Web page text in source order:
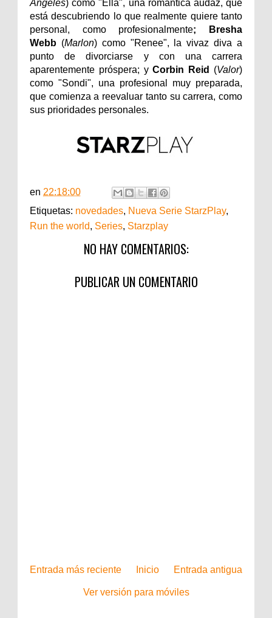
Ángeles) como "Ella", una romántica audaz, que
está descubriendo lo que realmente quiere tanto
personal, como profesionalmente; Bresha
Webb (Marlon) como "Renee", la vivaz diva a
punto de divorciarse y con una carrera
aparentemente próspera; yCorbin Reid (Valor)
como "Sondi", una profesional muy preparada,
que comienza a reevaluar tanto su carrera, como
sus prioridades personales.
en 22:18:00
Etiquetas: novedades, Nueva Serie StarzPlay,
Run the world, Series, Starzplay
NO HAY COMENTARIOS:
PUBLICAR UN COMENTARIO
Entrada más reciente Entrada antigua
Inicio
Ver versión para móviles